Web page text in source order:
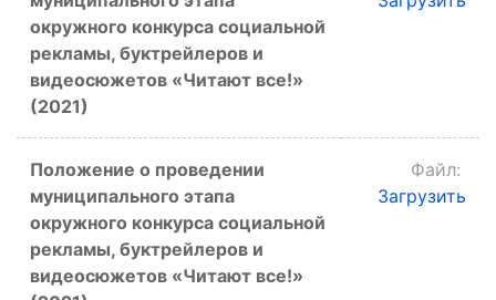
окружного конкурса социальной
рекламы, буктрейлеров и
видеосюжетов «Читают все!»
(2021)
Положение о проведении
муниципального этапа
окружного конкурса социальной
рекламы, буктрейлеров и
видеосюжетов «Читают все!»
Файл:
Загрузить